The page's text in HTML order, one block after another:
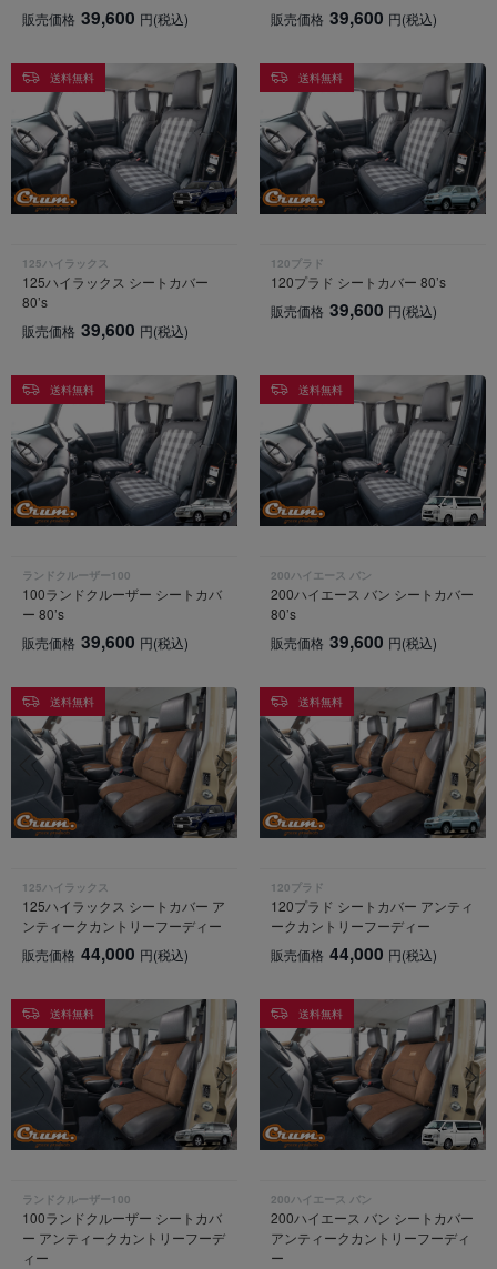
販売価格 39,600 円(税込)
販売価格 39,600 円(税込)
送料無料
125ハイラックス
125ハイラックス シートカバー
80’s
販売価格 39,600 円(税込)
送料無料
120プラド
120プラド シートカバー 80’s
販売価格 39,600 円(税込)
送料無料
ランドクルーザー100
100ランドクルーザー シートカバ
ー 80’s
販売価格 39,600 円(税込)
送料無料
200ハイエース バン
200ハイエース バン シートカバー
80’s
販売価格 39,600 円(税込)
送料無料
125ハイラックス
125ハイラックス シートカバー ア
ンティークカントリーフーディー
販売価格 44,000 円(税込)
送料無料
120プラド
120プラド シートカバー アンティ
ークカントリーフーディー
販売価格 44,000 円(税込)
送料無料
ランドクルーザー100
100ランドクルーザー シートカバ
ー アンティークカントリーフーデ
ィー
送料無料
200ハイエース バン
200ハイエース バン シートカバー
アンティークカントリーフーディ
ー